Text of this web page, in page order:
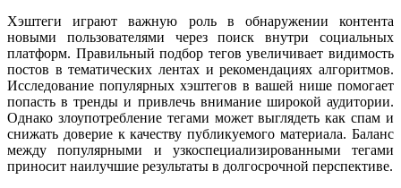
Хэштеги играют важную роль в обнаружении контента
новыми пользователями через поиск внутри социальных
платформ. Правильный подбор тегов увеличивает видимость
постов в тематических лентах и рекомендациях алгоритмов.
Исследование популярных хэштегов в вашей нише помогает
попасть в тренды и привлечь внимание широкой аудитории.
Однако злоупотребление тегами может выглядеть как спам и
снижать доверие к качеству публикуемого материала. Баланс
между популярными и узкоспециализированными тегами
приносит наилучшие результаты в долгосрочной перспективе.